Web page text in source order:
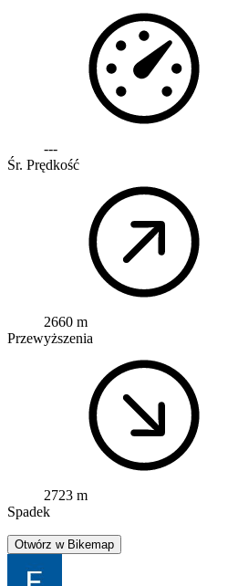
---
Śr. Prędkość
2660 m
Przewyższenia
2723 m
Spadek
Otwórz w Bikemap